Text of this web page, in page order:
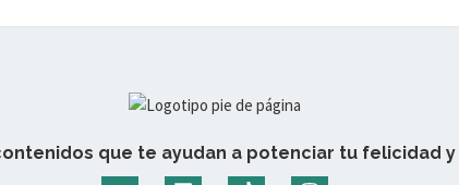
que te ayudan a potenciar tu felicidad